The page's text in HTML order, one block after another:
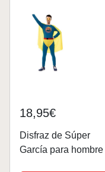
18,95€
Disfraz de Súper
García para hombre